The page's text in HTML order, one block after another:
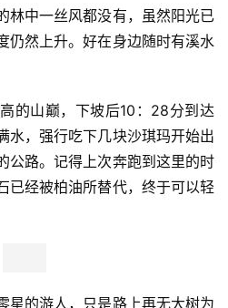
林中一丝风都没有，虽然阳光已
仍然上升。好在身边随时有溪水
的山巅，下坡后10：28分到达
水，强行吃下几块沙琪玛开始出
公路。记得上次奔跑到这里的时
已经被柏油所替代，终于可以轻
星的游人，只是路上再无大树为